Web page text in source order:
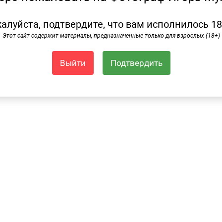
подтвердите, что вам исполнилось
Этот сайт содержит материалы, предназначенные только для взрослых (18+)
Выйти Подтвердить